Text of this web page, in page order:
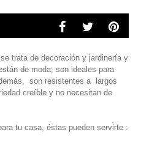
trata de decoración y jardinería y
de moda; son ideales para
son resistentes a largos
creíble y no necesitan de
tu casa, éstas pueden servirte :